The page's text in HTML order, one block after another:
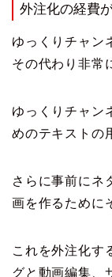
外注化の経費
ゆっくりチャン
その代わり非常
ゆっくりチャン
めのテキストの
さらに事前にネ
画を作るために
これを外注化す
グと動画編集、